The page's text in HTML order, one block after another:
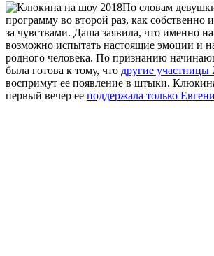
По словам
программу во второй раз, как собственно
за чувствами. Даша заявила, что именно
возможно испытать настоящие эмоции и
родного человека. По признанию
была готова к тому, что другие участницы
воспримут ее появление в штыки.
первый вечер ее поддержала только